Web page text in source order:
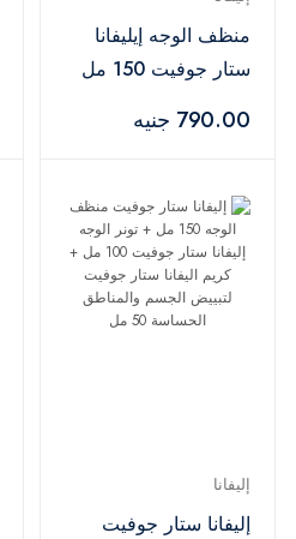
منظف ​​الوجه إيليفانا
ستار جوفيت 150 مل
ستار جوفيت 250 مل
790.00 جنيه
إليفانا
إليفانا ستار جوفيت